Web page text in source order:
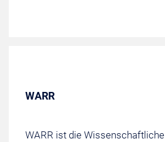
WARR
WARR ist die Wissenschaftliche